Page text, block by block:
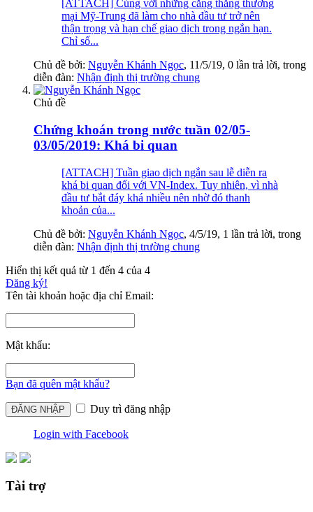
[ATTACH] Cùng với những căng thẳng thương
mại Mỹ-Trung đã làm cho nhà đầu tư trở nên
thận trọng và hạn chế giao dịch trong ngắn hạn.
Chỉ số...
Chủ đề bởi: Nguyễn Khánh Ngọc, 11/5/19, 0 lần trả lời, trong
diễn đàn: Nhận định thị trường chung
Chủ đề
Chứng khoán trong nước tuần 02/05-
03/05/2019: Khá bi quan
[ATTACH] Tuần giao dịch ngắn sau lễ diễn ra
khá bi quan đối với VN-Index. Tuy nhiên, vì nhà
đầu tư bắt đáy khá nhiều nên nhờ đó thanh
khoản của...
Chủ đề bởi: Nguyễn Khánh Ngọc, 4/5/19, 1 lần trả lời, trong
diễn đàn: Nhận định thị trường chung
Hiển thị kết quả từ 1 đến 4 của 4
Đăng ký!
Tên tài khoản hoặc địa chỉ Email:
Mật khẩu:
Bạn đã quên mật khẩu?
Duy trì đăng nhập
Login with Facebook
Tài trợ